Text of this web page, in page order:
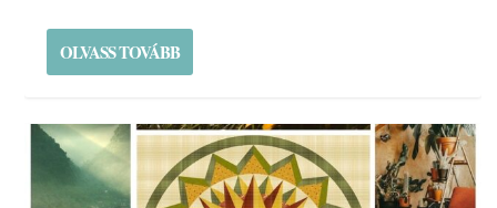
OLVASS TOVÁBB